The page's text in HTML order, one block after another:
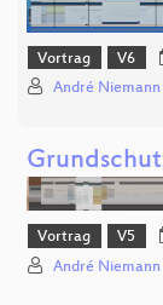
Vortrag V6
André Niemann
Vortrag V5
André Niemann